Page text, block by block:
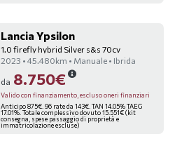
Lancia Ypsilon
1.0 firefly hybrid Silver s&s 70cv
2023 • 45.480km • Manuale • Ibrida
da 8.750€
Valido con finanziamento, escluso oneri finanziari
Anticipo 875€. 96 rate da 143€. TAN 14.05% TAEG
17.01%. Totale complessivo dovuto 15.551€ (kit
consegna, spese passaggio di proprietà e
immatricolazione escluse)